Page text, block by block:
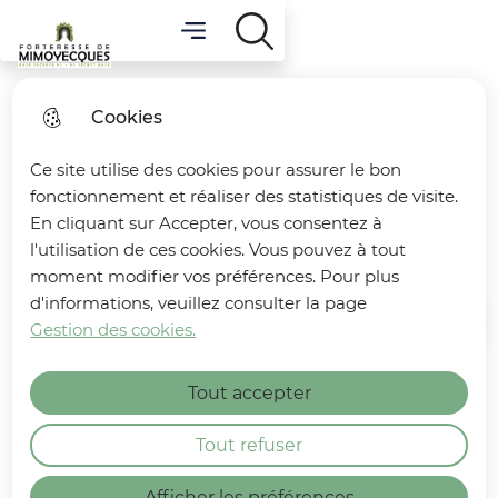
Cookies
Ce site utilise des cookies pour assurer le bon
fonctionnement et réaliser des statistiques de visite.
En cliquant sur Accepter, vous consentez à
l'utilisation de ces cookies. Vous pouvez à tout
moment modifier vos préférences. Pour plus
d'informations, veuillez consulter la page
Gestion des cookies.
Tout accepter
Tout refuser
Forteresse de Mimoyecques
Main menu
Menu
découverte de la
Forteresse” 13 juin
Home